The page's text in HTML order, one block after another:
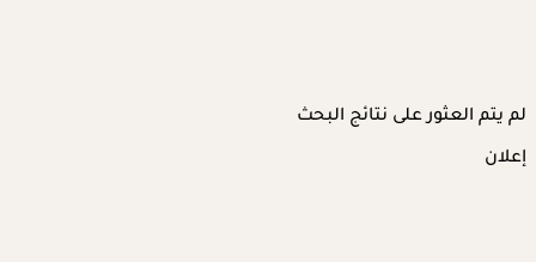
لم يتم العثور على نتائج البحث
إعلان